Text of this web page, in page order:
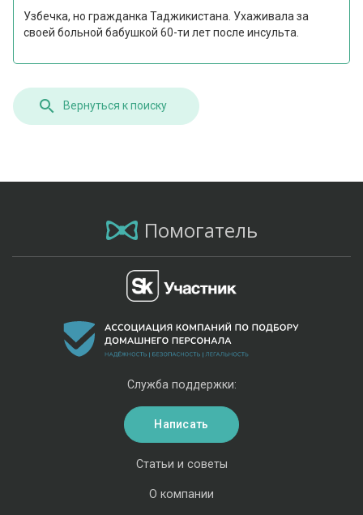
Узбечка, но гражданка Таджикистана. Ухаживала за
своей больной бабушкой 60-ти лет после инсульта.
Вернуться к поиску
Помогатель
Статьи и советы
О компании
Служба поддержки:
Написать